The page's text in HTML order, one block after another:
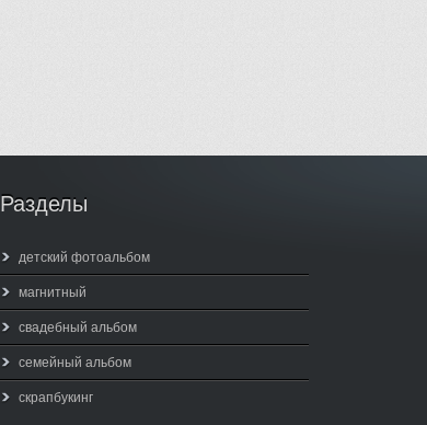
Разделы
детский фотоальбом
магнитный
свадебный альбом
семейный альбом
скрапбукинг